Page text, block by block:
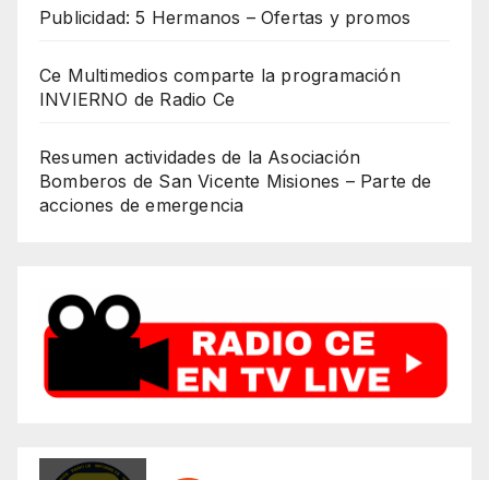
Publicidad: 5 Hermanos – Ofertas y promos
Ce Multimedios comparte la programación
INVIERNO de Radio Ce
Resumen actividades de la Asociación
Bomberos de San Vicente Misiones – Parte de
acciones de emergencia